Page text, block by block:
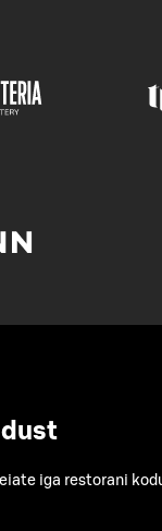
iga restorani